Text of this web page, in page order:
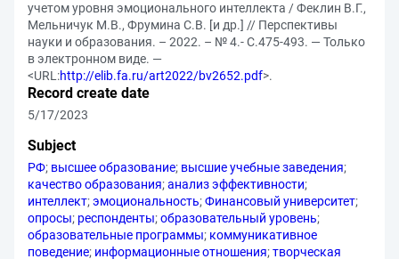
учетом уровня эмоционального интеллекта / Феклин В.Г.,
Мельничук М.В., Фрумина С.В. [и др.] // Перспективы
науки и образования. – 2022. – № 4.- С.475-493. — Только
в электронном виде. —
<URL:http://elib.fa.ru/art2022/bv2652.pdf>.
Record create date
5/17/2023
Subject
РФ; высшее образование; высшие учебные заведения;
качество образования;анализ эффективности;
интеллект;эмоциональность;Финансовый университет;
опросы; респонденты;образовательный уровень;
образовательные программы; коммуникативное
поведение; информационные отношения;творческая